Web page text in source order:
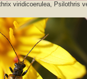
viridicoerulea, Psilothris